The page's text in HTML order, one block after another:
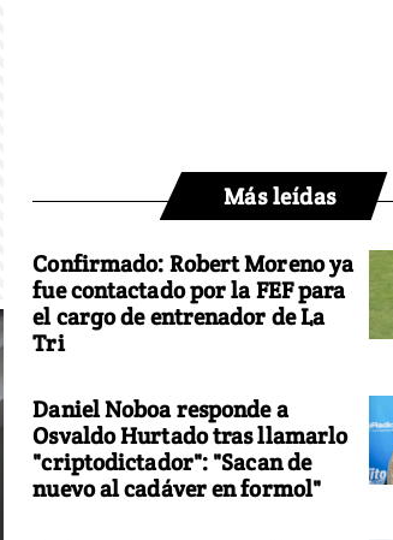
Más leídas
Confirmado: Robert Moreno ya
fue contactado por la FEF para
el cargo de entrenador de La
Tri
Daniel Noboa responde a
Osvaldo Hurtado tras llamarlo
"criptodictador": "Sacan de
nuevo al cadáver en formol"